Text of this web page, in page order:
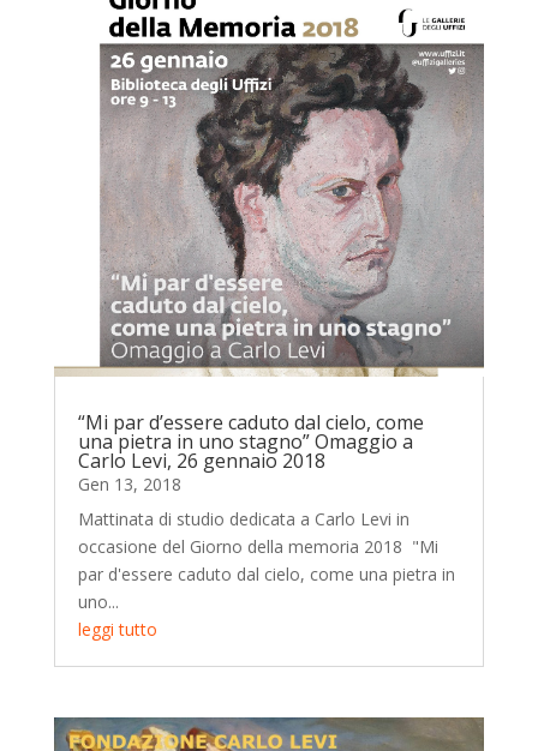
“Mi par d’essere caduto dal cielo, come
una pietra in uno stagno” Omaggio a
Carlo Levi, 26 gennaio 2018
Gen 13, 2018
Mattinata di studio dedicata a Carlo Levi in
occasione del Giorno della memoria 2018 "Mi
par d'essere caduto dal cielo, come una pietra in
uno...
leggi tutto